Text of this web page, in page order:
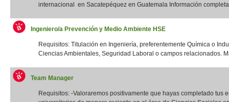
internacional en Sacatepéquez en Guatemala Información
Ingeniero/a Prevención y Medio Ambiente HSE
Requisitos: Titulación en Ingeniería, preferentemente Química o
Ciencias Ambientales, Seguridad Laboral o campos relacionados.
Team Manager
Requisitos: -Valoraremos positivamente que hayas completado tus